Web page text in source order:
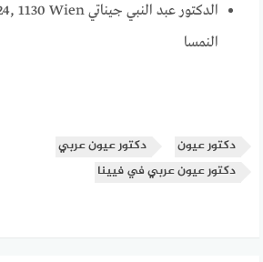
النمسا
دكتور عيون
دكتور عيون عربي
دكتور عيون عربي في فيينا